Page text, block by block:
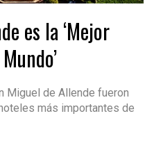
es la ‘Mejor
Miguel de Allende fueron
más importantes de